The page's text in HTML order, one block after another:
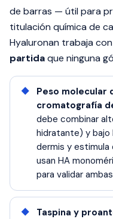
de barras — útil para
titulación química de
Hyaluronan trabaja con
partidaque ninguna
Peso molecular
cromatografía
debe combinar
hidratante) y
dermis y estimula
usan HA
para validar
Taspina y